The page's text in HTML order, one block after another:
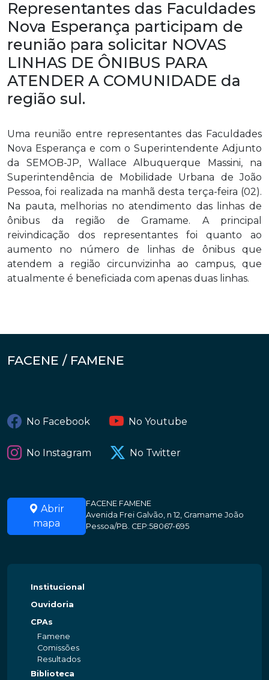
Representantes das Faculdades
Nova Esperança participam de
reunião para solicitar NOVAS
LINHAS DE ÔNIBUS PARA
ATENDER A COMUNIDADE da
região sul.
Uma reunião entre representantes das Faculdades
Nova Esperança e com o Superintendente Adjunto
da SEMOB-JP, Wallace Albuquerque Massini, na
Superintendência de Mobilidade Urbana de João
Pessoa, foi realizada na manhã desta terça-feira (02).
Na pauta, melhorias no atendimento das linhas de
ônibus da região de Gramame. A principal
reivindicação dos representantes foi quanto ao
aumento no número de linhas de ônibus que
atendem a região circunvizinha ao campus, que
atualmente é beneficiada com apenas duas linhas.
FACENE / FAMENE
No Facebook No Youtube
No Instagram No Twitter
Abrir
mapa
FACENE FAMENE
Avenida Frei Galvão, n 12, Gramame João
Pessoa/PB. CEP:58067-695
Institucional
Ouvidoria
CPAs
Famene
Comissões
Resultados
Biblioteca